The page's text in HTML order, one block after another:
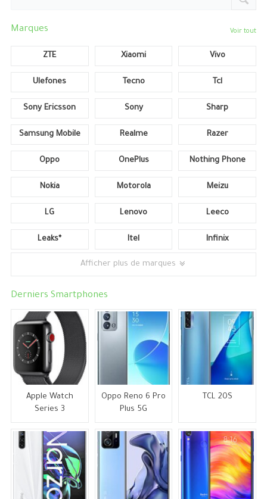
Marques Voir tout
ZTE Xiaomi Vivo
Ulefones Tecno Tcl
Sony Ericsson Sony Sharp
Samsung Mobile Realme Razer
Oppo OnePlus Nothing Phone
Nokia Motorola Meizu
LG Lenovo Leeco
Leaks* Itel Infinix
Afficher plus de marques
Derniers Smartphones
Apple Watch
Series 3
Oppo Reno 6 Pro
Plus 5G
TCL 20S